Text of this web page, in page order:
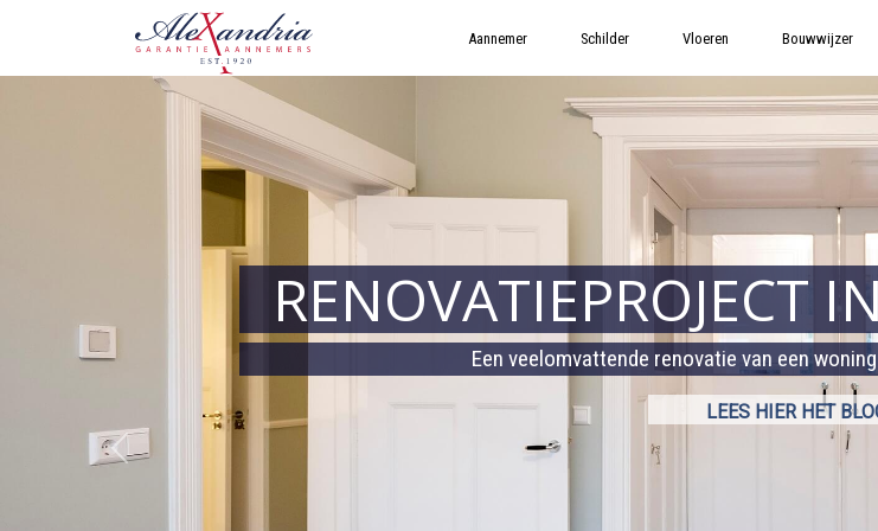
Aannemer Schilder Vloeren Bouwwijzer
RENOVATIEPROJECT
Een veelomvattende renovatie van een
LEES HIER HET
Vorige